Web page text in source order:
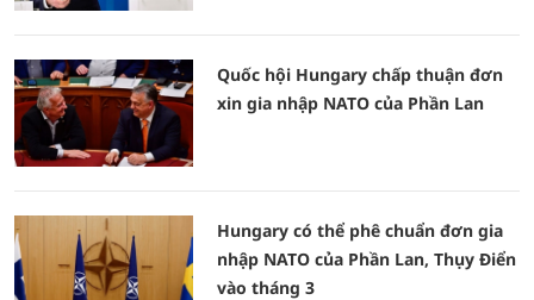
Quốc hội Hungary chấp thuận đơn
xin gia nhập NATO của Phần Lan
Hungary có thể phê chuẩn đơn gia
nhập NATO của Phần Lan, Thụy Điển
vào tháng 3